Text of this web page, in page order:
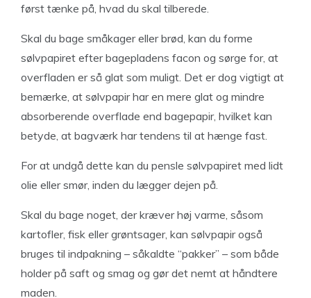
først tænke på, hvad du skal tilberede.
Skal du bage småkager eller brød, kan du forme
sølvpapiret efter bagepladens facon og sørge for, at
overfladen er så glat som muligt. Det er dog vigtigt at
bemærke, at sølvpapir har en mere glat og mindre
absorberende overflade end bagepapir, hvilket kan
betyde, at bagværk har tendens til at hænge fast.
For at undgå dette kan du pensle sølvpapiret med lidt
olie eller smør, inden du lægger dejen på.
Skal du bage noget, der kræver høj varme, såsom
kartofler, fisk eller grøntsager, kan sølvpapir også
bruges til indpakning – såkaldte “pakker” – som både
holder på saft og smag og gør det nemt at håndtere
maden.